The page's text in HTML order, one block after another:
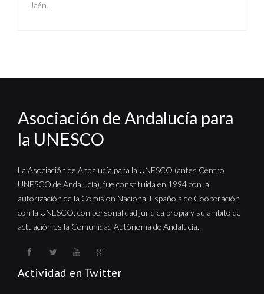
Jaén.
Asociación de Andalucía para
la UNESCO
La Asociación de Andalucía para la UNESCO (antes Centro
UNESCO de Andalucía), fue constituida en 1994 con la
autorización de la Comisión Nacional Española de Cooperación
con la UNESCO, con personalidad jurídica propia y su ámbito de
actuación es la Comunidad Autónoma de Andalucía.
Actividad en Twitter